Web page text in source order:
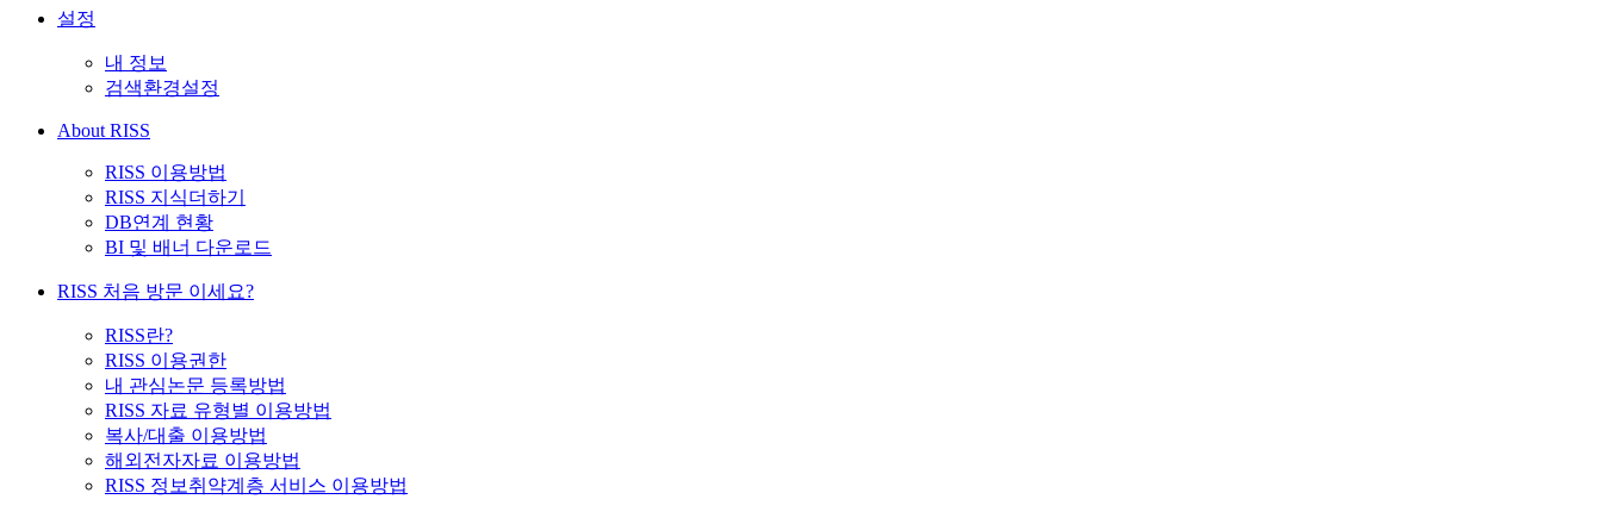
설정
내 정보
검색환경설정
About RISS
RISS 이용방법
RISS 지식더하기
DB연계 현황
BI 및 배너 다운로드
RISS 처음 방문 이세요?
RISS란?
RISS 이용권한
내 관심논문 등록방법
RISS 자료 유형별 이용방법
복사/대출 이용방법
해외전자자료 이용방법
RISS 정보취약계층 서비스 이용방법